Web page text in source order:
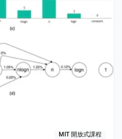
MIT 開放式課程